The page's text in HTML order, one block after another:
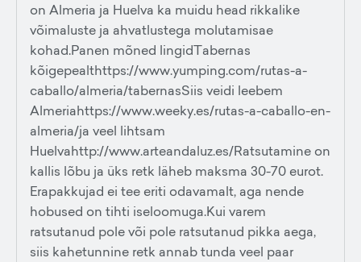
on Almeria ja Huelva ka muidu head rikkalike
võimaluste ja ahvatlustega molutamisae
kohad.Panen mõned lingidTabernas
kõigepealthttps://www.yumping.com/rutas-a-
caballo/almeria/tabernasSiis veidi leebem
Almeriahttps://www.weeky.es/rutas-a-caballo-en-
almeria/ja veel lihtsam
Huelvahttp://www.arteandaluz.es/Ratsutamine on
kallis lõbu ja üks retk läheb maksma 30-70 eurot.
Erapakkujad ei tee eriti odavamalt, aga nende
hobused on tihti iseloomuga.Kui varem
ratsutanud pole või pole ratsutanud pikka aega,
siis kahetunnine retk annab tunda veel paar